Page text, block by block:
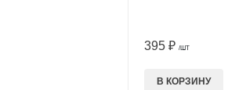
395 ₽ /ШТ
В КОРЗИНУ